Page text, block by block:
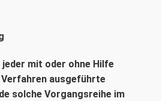
mit oder ohne Hilfe
ausgeführte
solche Vorgangsreihe im